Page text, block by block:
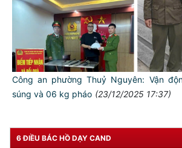
Công an phường Thuỷ Nguyên: Vận
súng và 06 kg pháo (23/12/2025 17:37)
6 ĐIỀU BÁC HỒ DẠY CAND
TƯ CÁCH
NGƯỜI CÔNG AN CÁCH
Đối với tự mình, phải
CẦN, KIỆM, LIÊM,
Đối với đồng sự, phải
Đối với chính phủ, phải
TUYỆT ĐỐI TRUNG